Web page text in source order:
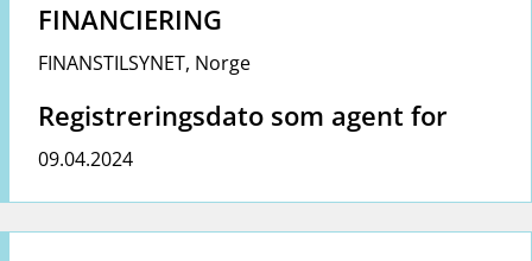
FINANCIERING
FINANSTILSYNET, Norge
Registreringsdato som agent for
09.04.2024